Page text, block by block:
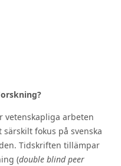
vetenskapliga arbeten
fokus på svenska
Tidskriften tillämpar
(double blind peer